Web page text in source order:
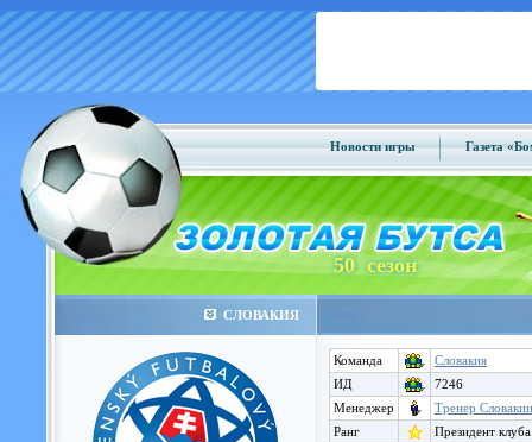
Новости игры Газета
50 сезон
СЛОВАКИЯ
Команда
Словакия
ИД
7246
Менеджер
Тренер Словакии
Ранг
Президент клуба